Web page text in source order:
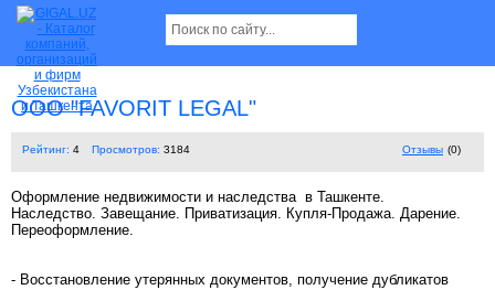
OOO "FAVORIT LEGAL"
Рейтинг: 4 Просмотров: 3184 Отзывы (0)
Оформление недвижимости и наследства в Ташкенте.
Наследство. Завещание. Приватизация. Купля-Продажа. Дарение.
Переоформление.
- Восстановление утерянных документов, получение дубликатов